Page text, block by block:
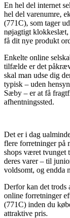
En hel del internet
hel del varenumre,
(771C), som tager
nøjagtigt klokkeslæt,
få dit nye produkt
Enkelte online
tilfælde er det
skal man udse dig
typisk – uden
Sæby – er at få
afhentningssted.
Det er i dag
flere forretninger på
shops været tvunget
deres varer – til
voldsomt, og endda
Derfor kan det trods
online forretninger
(771C) inden du
attraktive pris.